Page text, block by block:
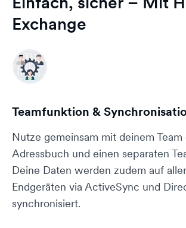
Exchange
Teamfunktion &
Nutze gemeinsam mit deinem Team
Adressbuch und einen separaten
Deine Daten werden zudem auf
Endgeräten via ActiveSync und
synchronisiert.